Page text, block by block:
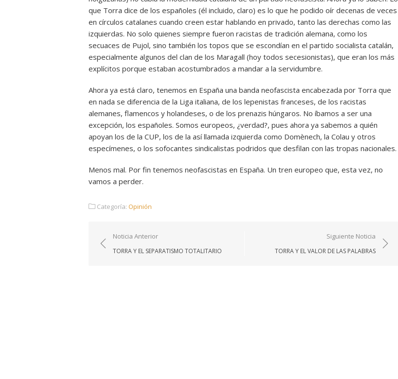
que Torra dice de los españoles (él incluido, claro) es lo que he podido oír decenas de veces
en círculos catalanes cuando creen estar hablando en privado, tanto las derechas como las
izquierdas. No solo quienes siempre fueron racistas de tradición alemana, como los
secuaces de Pujol, sino también los topos que se escondían en el partido socialista catalán,
especialmente algunos del clan de los Maragall (hoy todos secesionistas), que eran los más
explícitos porque estaban acostumbrados a mandar a la servidumbre.
Ahora ya está claro, tenemos en España una banda neofascista encabezada por Torra que
en nada se diferencia de la Liga italiana, de los lepenistas franceses, de los racistas
alemanes, flamencos y holandeses, o de los prenazis húngaros. No íbamos a ser una
excepción, los españoles. Somos europeos, ¿verdad?, pues ahora ya sabemos a quién
apoyan los de la CUP, los de la así llamada izquierda como Domènech, la Colau y otros
especímenes, o los sofocantes sindicalistas podridos que desfilan con las tropas nacionales.
Menos mal. Por fin tenemos neofascistas en España. Un tren europeo que, esta vez, no
vamos a perder.
Categoría: Opinión
Navegación
de
Noticia Anterior
TORRA Y EL SEPARATISMO TOTALITARIO
Siguiente Noticia
TORRA Y EL VALOR DE LAS PALABRAS